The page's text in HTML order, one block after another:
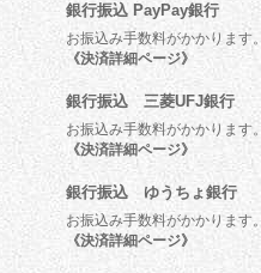
銀行振込 PayPay銀行
お振込み手数料がかかります
《決済詳細ページ》
銀行振込 三菱UFJ銀行
お振込み手数料がかかります
《決済詳細ページ》
銀行振込 ゆうちょ銀行
お振込み手数料がかかります
《決済詳細ページ》